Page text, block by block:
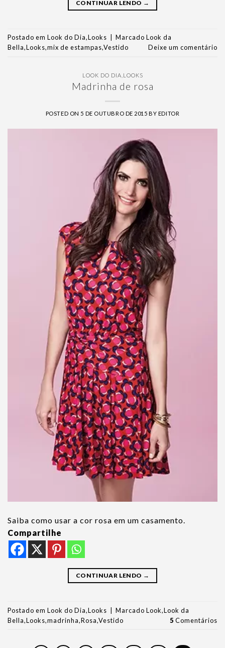
CONTINUAR LENDO →
Postado em Look do Dia,Looks Marcado Look da
Bella,Looks,mix de estampas,Vestido Deixe um comentário
LOOK DO DIA LOOKS
Madrinha de rosa
POSTED ON 5 DE OUTUBRO DE 2015 BY EDITOR
Saiba como usar a cor rosa em um casamento.
Compartilhe
CONTINUAR LENDO →
Postado em Look do Dia,Looks | Marcado Look,Look da
Bella,Looks,madrinha,Rosa,Vestido 5 Comentários